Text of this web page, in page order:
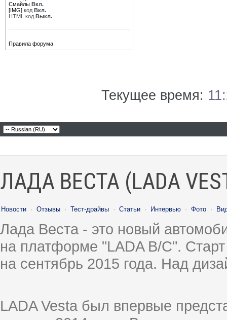
Смайлы Вкл.
[IMG] код Вкл.
HTML код Выкл.
Правила форума
Текущее время:
ЛАДА ВЕСТА (LADA
Новости · Отзывы · Тест-драйвы · Статьи · Интервью · Фото ·
Лада Веста - это новый
на платформе "LADA B/C".
на сентябрь 2015 года. Над
LADA Vesta был впервые